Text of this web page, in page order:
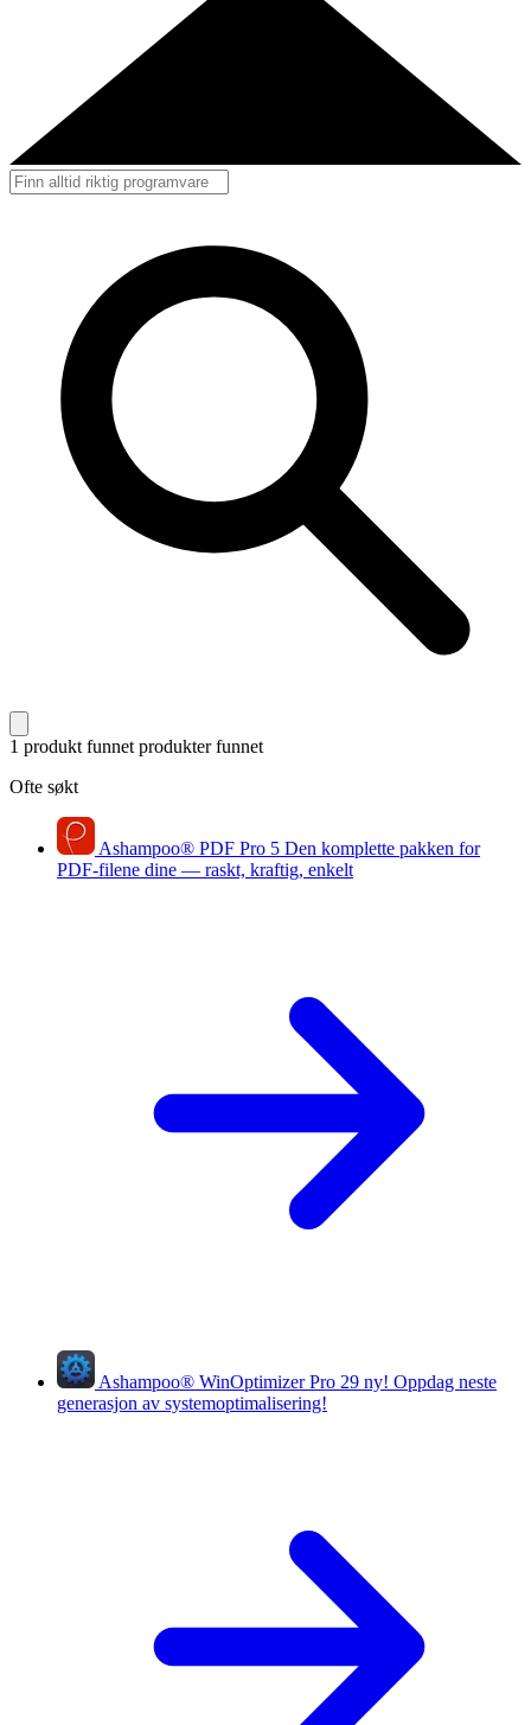
1 produkt funnet produkter funnet
Ofte søkt
Ashampoo® PDF Pro 5 Den komplette pakken for
PDF-filene dine — raskt, kraftig, enkelt
Ashampoo® WinOptimizer Pro 29 ny! Oppdag neste
generasjon av systemoptimalisering!